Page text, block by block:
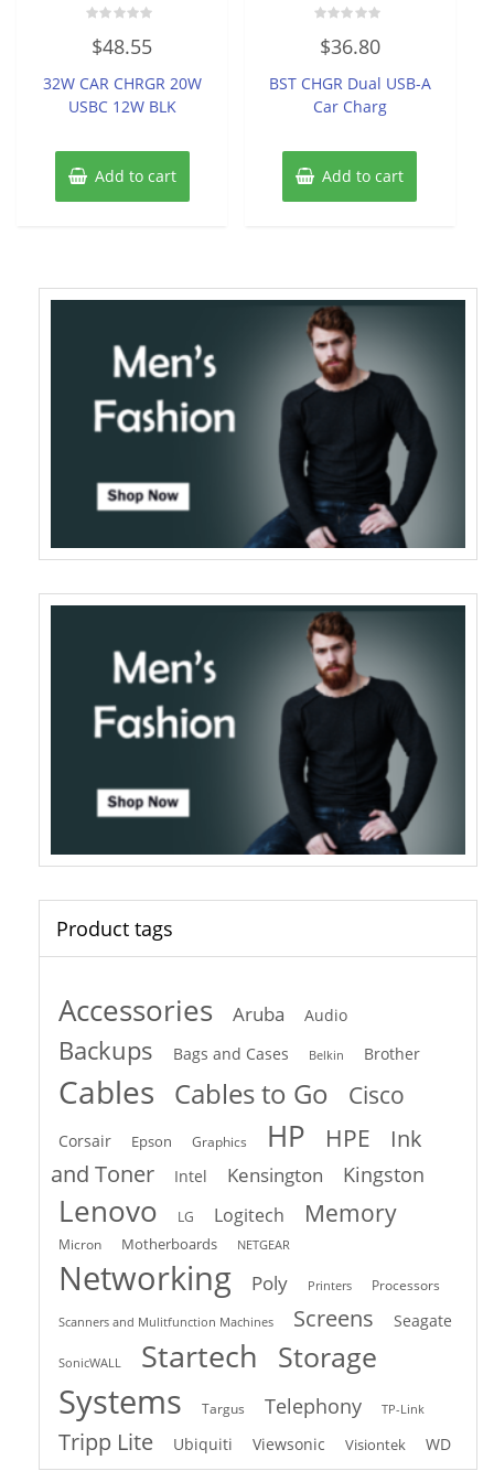
0
out
5
$48.55
32W CAR CHRGR 20W
USBC 12W BLK
Add to cart
0
out
5
$36.80
BST CHGR Dual USB-A
Car Charg
Add to cart
Product tags
Accessories Aruba Audio
Backups Bags and Cases Belkin Brother
Cables Cables to Go Cisco
Corsair Epson Graphics HP HPE
Ink
and Toner
Intel Kensington Kingston
Lenovo LG Logitech Memory
Micron Motherboards NETGEAR
Networking Poly Printers Processors
Scanners and Mulitfunction Machines Screens Seagate
SonicWALL Startech Storage
Systems Targus Telephony TP-Link
Tripp Lite Ubiquiti Viewsonic Visiontek WD